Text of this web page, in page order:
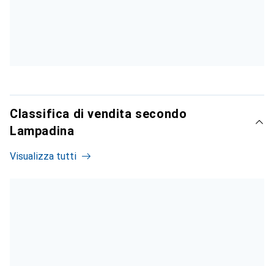
Classifica di vendita secondo
Lampadina
Visualizza tutti